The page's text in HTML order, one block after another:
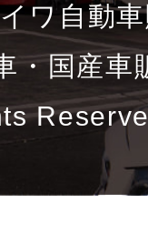
ワ自動
・国産車